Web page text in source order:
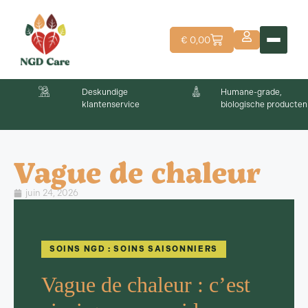
€ 0,00
Deskundige
klantenservice
Humane-grade,
biologische producten
Vague de chaleur
juin 24, 2026
SOINS NGD : SOINS SAISONNIERS
Vague de chaleur : c’est